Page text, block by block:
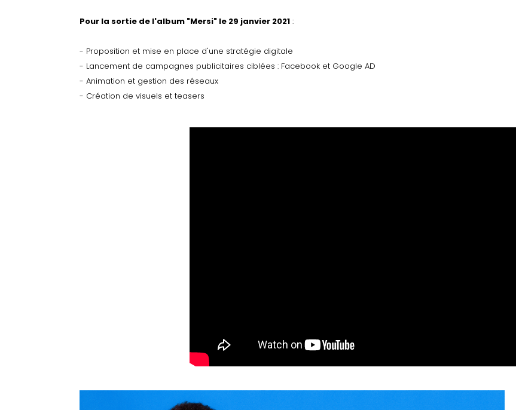
Pour la sortie de l'album "Mersi" le 29 janvier 2021 :
- Proposition et mise en place d'une stratégie digitale
- Lancement de campagnes publicitaires ciblées : Facebook et Google AD
- Animation et gestion des réseaux
- Création de visuels et teasers